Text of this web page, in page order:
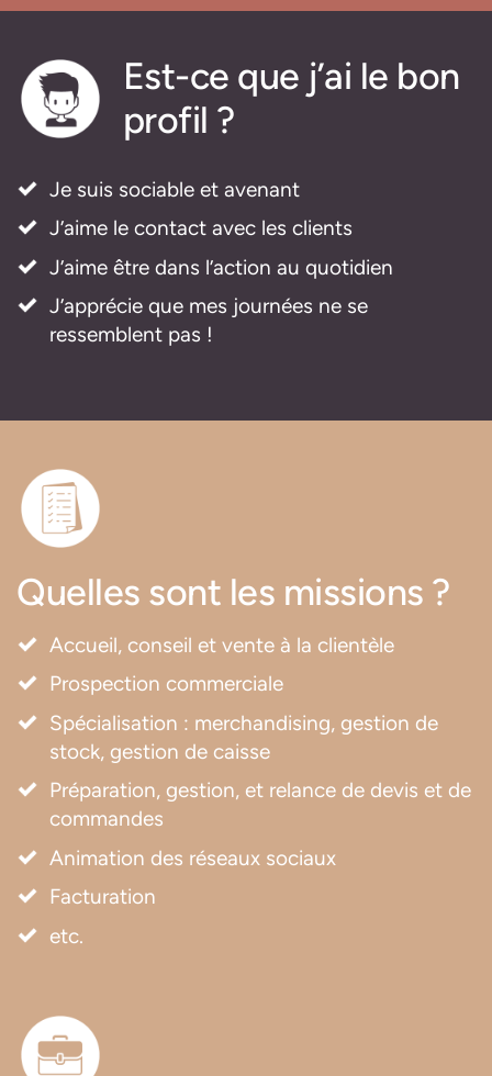
Est-ce que j’ai le bon
profil ?
Je suis sociable et avenant
J’aime le contact avec les clients
J’aime être dans l’action au quotidien
J’apprécie que mes journées ne se
ressemblent pas !
Quelles sont les missions ?
Accueil, conseil et vente à la clientèle
Prospection commerciale
Spécialisation : merchandising, gestion de
stock, gestion de caisse
Préparation, gestion, et relance de devis et de
commandes
Animation des réseaux sociaux
Facturation
etc.